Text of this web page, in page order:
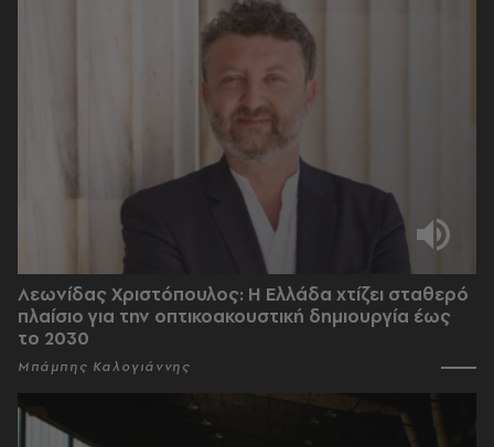
Λεωνίδας Χριστόπουλος: Η Ελλάδα χτίζει σταθερό
πλαίσιο για την οπτικοακουστική δημιουργία έως
το 2030
Μπάμπης Καλογιάννης